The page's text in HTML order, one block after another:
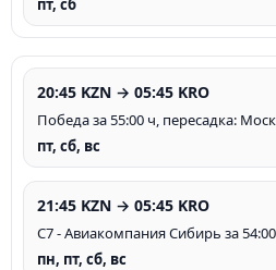
пт, сб
20:45 KZN → 05:45 KRO
Победа за 55:00 ч, пересадка:
пт, сб, вс
21:45 KZN → 05:45 KRO
С7 - Авиакомпания Сибирь за
пн, пт, сб, вс